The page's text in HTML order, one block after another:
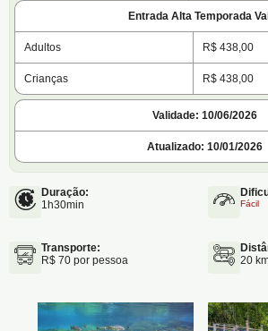
Entrada Alta Temporada
Adultos R$ 438,00
Crianças R$ 438,00
Validade: 10/06/2026
Atualizado: 10/01/2026
Duração:
1h30min
Fácil
Transporte:
R$ 70 por pessoa
20